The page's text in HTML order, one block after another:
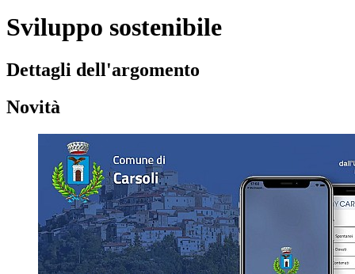
Sviluppo sostenibile
Dettagli dell'argomento
Novità